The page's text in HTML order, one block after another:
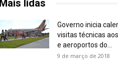
Mais lidas
Governo inicia
visitas técnicas
e aeroportos do...
9 de março de 2018